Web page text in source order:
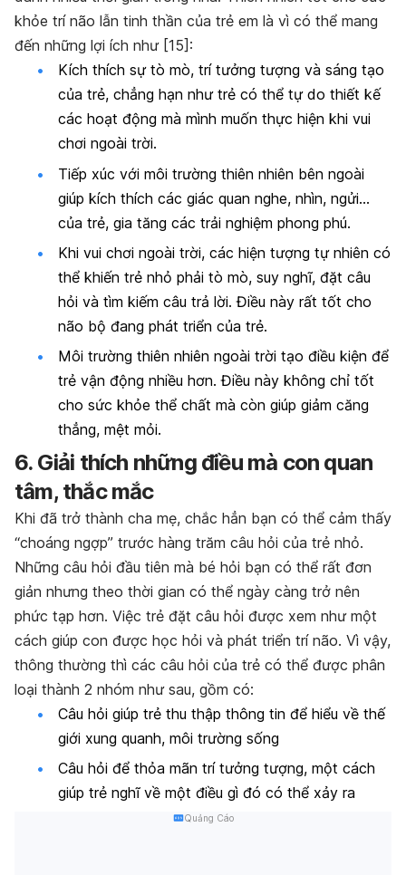
khỏe trí não lẫn tinh thần của trẻ em là vì có thể mang
đến những lợi ích như [15]:
Kích thích sự tò mò, trí tưởng tượng và sáng tạo
của trẻ, chẳng hạn như trẻ có thể tự do thiết kế
các hoạt động mà mình muốn thực hiện khi vui
chơi ngoài trời.
Tiếp xúc với môi trường thiên nhiên bên ngoài
giúp kích thích các giác quan nghe, nhìn, ngửi…
của trẻ, gia tăng các trải nghiệm phong phú.
Khi vui chơi ngoài trời, các hiện tượng tự nhiên có
thể khiến trẻ nhỏ phải tò mò, suy nghĩ, đặt câu
hỏi và tìm kiếm câu trả lời. Điều này rất tốt cho
não bộ đang phát triển của trẻ.
Môi trường thiên nhiên ngoài trời tạo điều kiện để
trẻ vận động nhiều hơn. Điều này không chỉ tốt
cho sức khỏe thể chất mà còn giúp giảm căng
thẳng, mệt mỏi.
6. Giải thích những điều mà con quan
tâm, thắc mắc
Khi đã trở thành cha mẹ, chắc hẳn bạn có thể cảm thấy
“choáng ngợp” trước hàng trăm câu hỏi của trẻ nhỏ.
Những câu hỏi đầu tiên mà bé hỏi bạn có thể rất đơn
giản nhưng theo thời gian có thể ngày càng trở nên
phức tạp hơn. Việc trẻ đặt câu hỏi được xem như một
cách giúp con được học hỏi và phát triển trí não. Vì vậy,
thông thường thì các câu hỏi của trẻ có thể được phân
loại thành 2 nhóm như sau, gồm có:
Câu hỏi giúp trẻ thu thập thông tin để hiểu về thế
giới xung quanh, môi trường sống
Câu hỏi để thỏa mãn trí tưởng tượng, một cách
giúp trẻ nghĩ về một điều gì đó có thể xảy ra
Quảng Cáo